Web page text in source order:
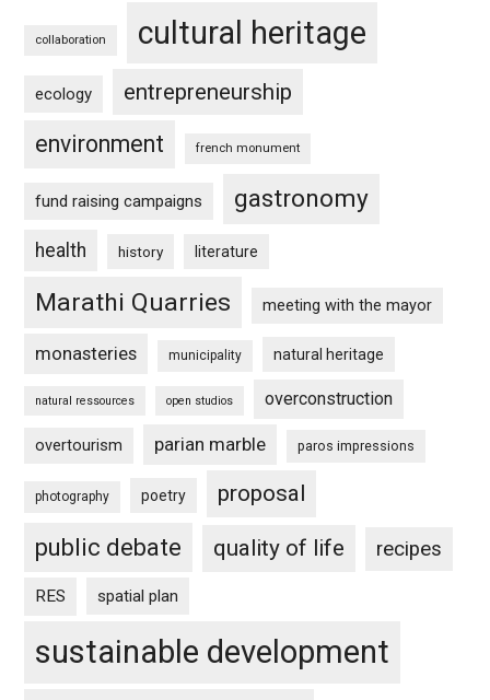
collaboration cultural heritage
ecology entrepreneurship
environment french monument
fund raising campaigns gastronomy
health history literature
Marathi Quarries meeting with the mayor
monasteries municipality natural heritage
natural ressources open studios overconstruction
overtourism parian marble paros impressions
photography poetry proposal
public debate quality of life recipes
RES spatial plan
sustainable development